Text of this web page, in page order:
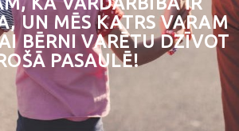
UN MĒS KATRS VARAM
BĒRNI VARĒTU DZĪVOT
PASAULĒ!